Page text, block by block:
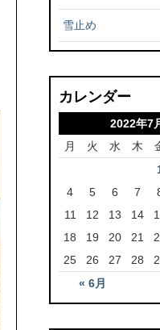
雪止め
カレンダー
2022年7
月
火 水 木
« 6月
4
5 6 7
11
12 13 14
18
19 20 21
25
26 27 28